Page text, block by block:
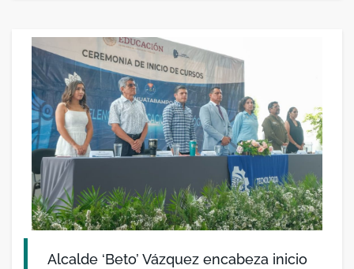
Alcalde ‘Beto’ Vázquez encabeza inicio